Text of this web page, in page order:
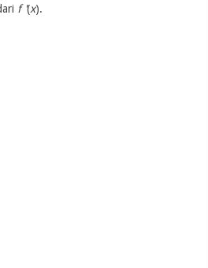
f ' (x).